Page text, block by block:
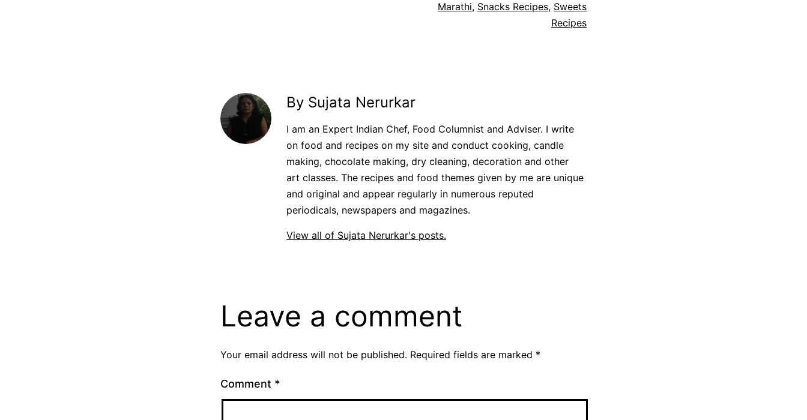
Marathi, Snacks Recipes, Sweets
Recipes
By Sujata Nerurkar
I am an Expert Indian Chef, Food Columnist and Adviser. I write
on food and recipes on my site and conduct cooking, candle
making, chocolate making, dry cleaning, decoration and other
art classes. The recipes and food themes given by me are unique
and original and appear regularly in numerous reputed
periodicals, newspapers and magazines.
View all of Sujata Nerurkar's posts.
Leave a comment
Your email address will not be published. Required fields are marked *
Comment *